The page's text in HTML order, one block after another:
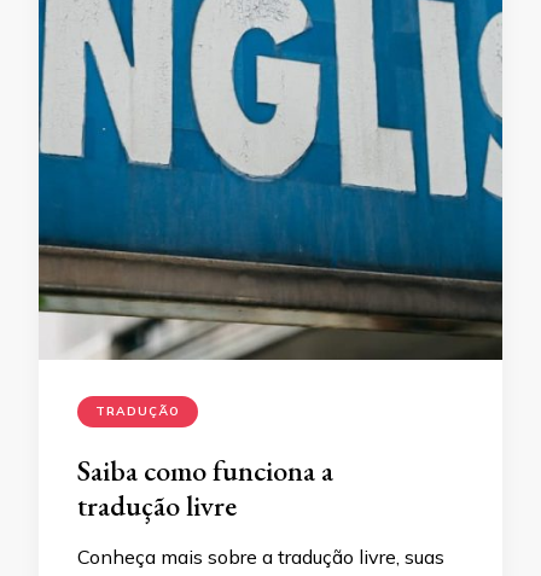
TRADUÇÃO
Saiba como funciona a
tradução livre
Conheça mais sobre a tradução livre, suas